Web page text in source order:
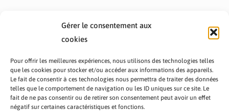
Gérer le consentement aux
cookies
Pour offrir les meilleures expériences, nous utilisons des technologies telles
que les cookies pour stocker et/ou accéder aux informations des appareils.
Le fait de consentir à ces technologies nous permettra de traiter des données
telles que le comportement de navigation ou les ID uniques sur ce site. Le
fait de ne pas consentir ou de retirer son consentement peut avoir un effet
négatif sur certaines caractéristiques et fonctions.
PRÉSENTATION TOUTAFRICA
A PROPOS